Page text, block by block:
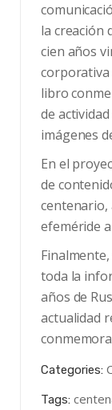
la creación
cien años
corporativa
libro
de
imágenes
En el
de
centenario,
efeméride
toda la
años de
actualidad
Categories:
Tags: